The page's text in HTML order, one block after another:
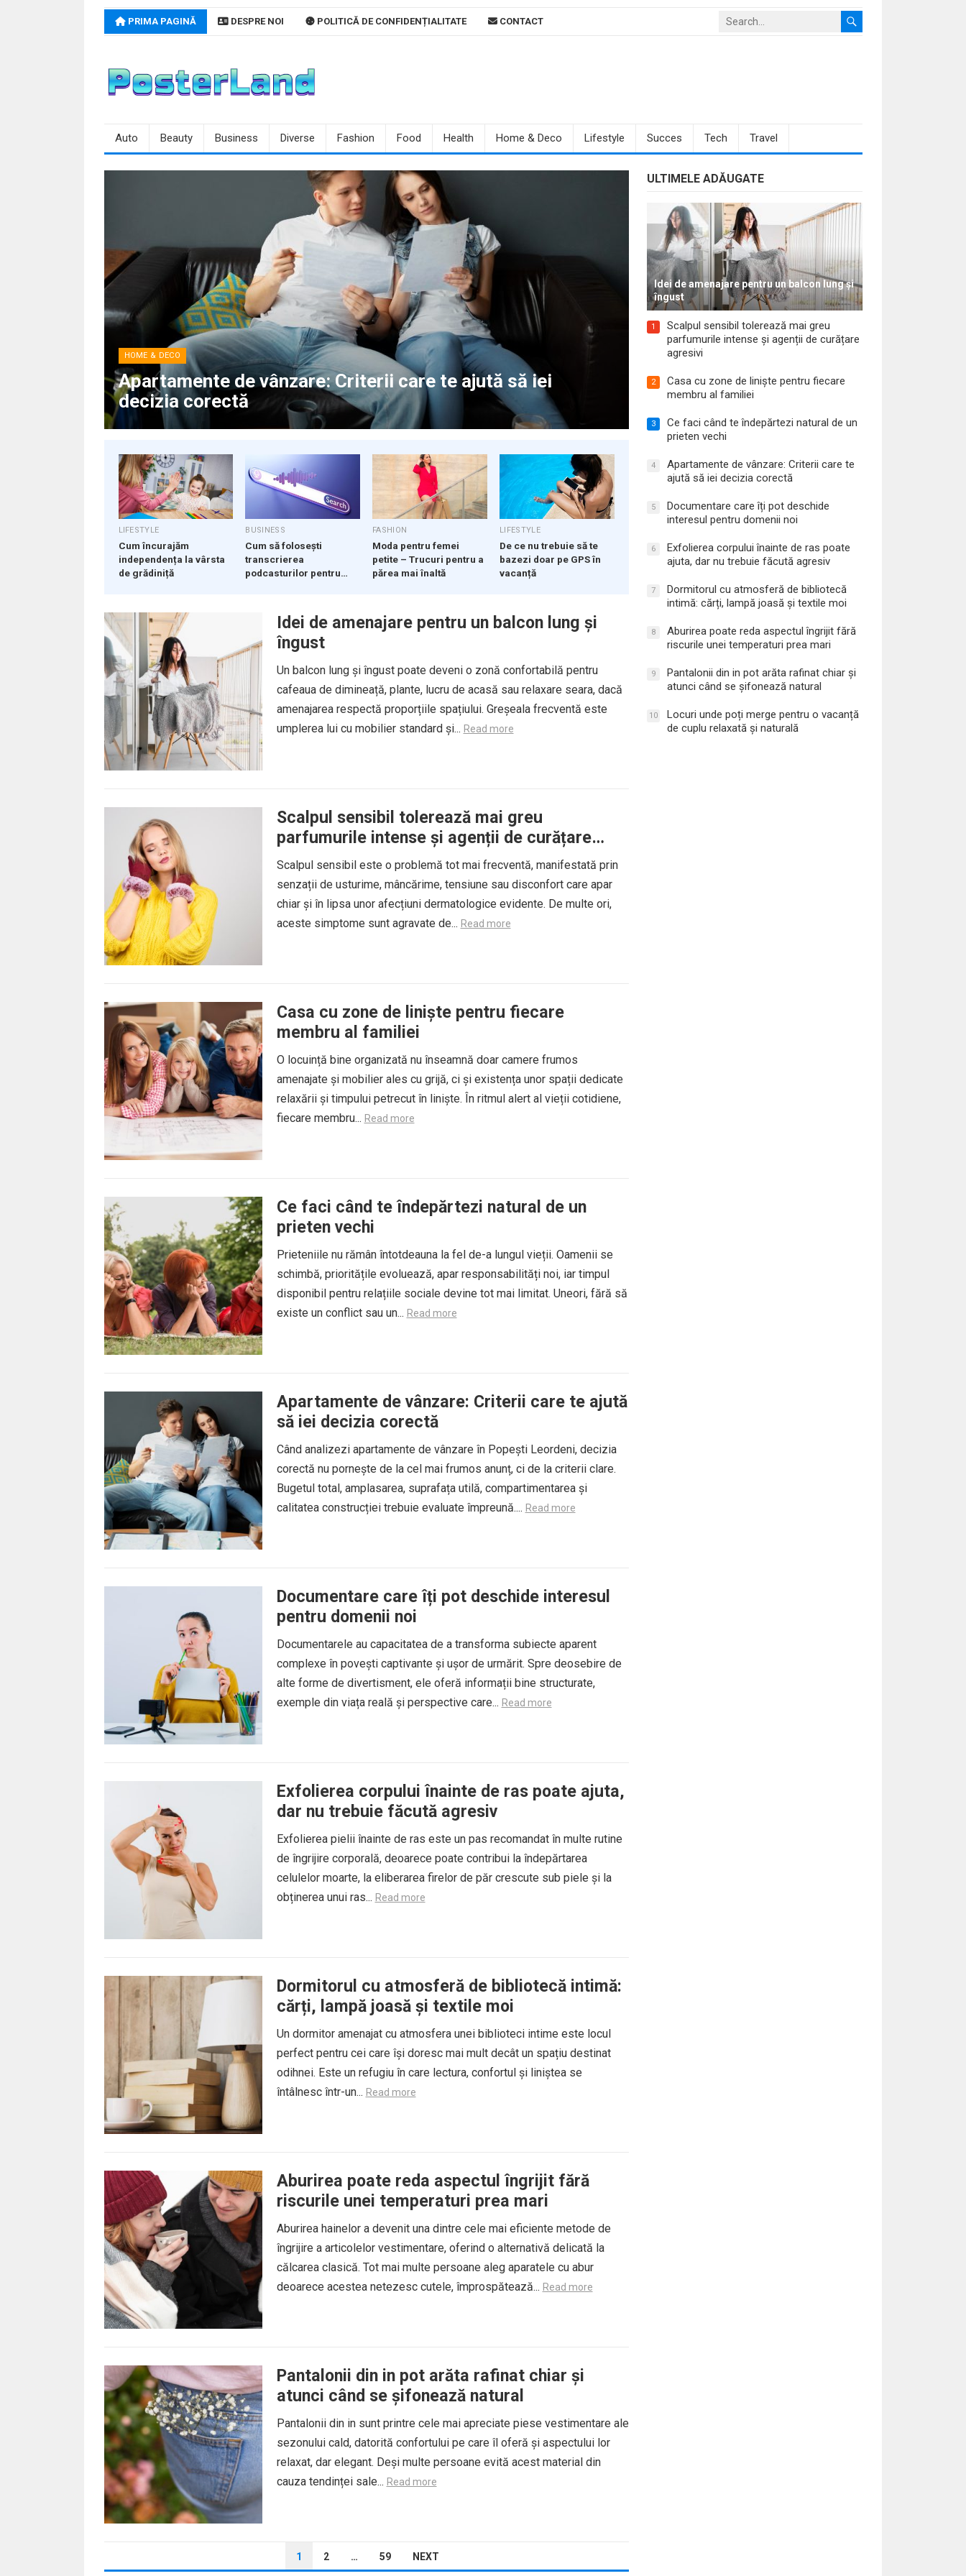
Skip
PRIMA PAGINĂ DESPRE NOI POLITICĂ DE CONFIDENȚIALITATE CONTACT
Auto Beauty Business Diverse Fashion Food Health Home & Deco Lifestyle Succes Tech Travel
HOME & DECO
Apartamente de vânzare: Criterii care te ajută să iei
decizia corectă
HOME & DECO
Apartamente de vânzare: Criterii
decizia corectă
LIFESTYLE
Cum încurajăm
independența la vârsta
de grădiniță
BUSINESS
Cum să folosești
transcrierea
podcasturilor pentru
FASHION
Moda pentru femei
petite – Trucuri pentru a
părea mai înaltă
LIFESTYLE
De ce nu trebuie să te
bazezi doar pe GPS în
vacanță
Idei de amenajare pentru un balcon lung și
îngust
Un balcon lung și îngust poate deveni o zonă confortabilă pentru
cafeaua de dimineață, plante, lucru de acasă sau relaxare seara, dacă
amenajarea respectă proporțiile spațiului. Greșeala frecventă este
umplerea lui cu mobilier standard și... Read more
Scalpul sensibil tolerează mai greu
parfumurile intense și agenții de curățare
agresivi
Scalpul sensibil este o problemă tot mai frecventă, manifestată prin
senzații de usturime, mâncărime, tensiune sau disconfort care apar
chiar și în lipsa unor afecțiuni dermatologice evidente. De multe ori,
aceste simptome sunt agravate de... Read more
Casa cu zone de liniște pentru fiecare
membru al familiei
O locuință bine organizată nu înseamnă doar camere frumos
amenajate și mobilier ales cu grijă, ci și existența unor spații dedicate
relaxării și timpului petrecut în liniște. În ritmul alert al vieții cotidiene,
fiecare membru... Read more
Ce faci când te îndepărtezi natural de un
prieten vechi
Prieteniile nu rămân întotdeauna la fel de-a lungul vieții. Oamenii se
schimbă, prioritățile evoluează, apar responsabilități noi, iar timpul
disponibil pentru relațiile sociale devine tot mai limitat. Uneori, fără să
existe un conflict sau un... Read more
Apartamente de vânzare: Criterii care te ajută
să iei decizia corectă
Când analizezi apartamente de vânzare în Popești Leordeni, decizia
corectă nu pornește de la cel mai frumos anunț, ci de la criterii clare.
Bugetul total, amplasarea, suprafața utilă, compartimentarea și
calitatea construcției trebuie evaluate împreună.... Read more
Documentare care îți pot deschide interesul
pentru domenii noi
Documentarele au capacitatea de a transforma subiecte aparent
complexe în povești captivante și ușor de urmărit. Spre deosebire de
alte forme de divertisment, ele oferă informații bine structurate,
exemple din viața reală și perspective care... Read more
Exfolierea corpului înainte de ras poate ajuta,
dar nu trebuie făcută agresiv
Exfolierea pielii înainte de ras este un pas recomandat în multe rutine
de îngrijire corporală, deoarece poate contribui la îndepărtarea
celulelor moarte, la eliberarea firelor de păr crescute sub piele și la
obținerea unui ras... Read more
Dormitorul cu atmosferă de bibliotecă intimă:
cărți, lampă joasă și textile moi
Un dormitor amenajat cu atmosfera unei biblioteci intime este locul
perfect pentru cei care își doresc mai mult decât un spațiu destinat
odihnei. Este un refugiu în care lectura, confortul și liniștea se
întâlnesc într-un... Read more
Aburirea poate reda aspectul îngrijit fără
riscurile unei temperaturi prea mari
Aburirea hainelor a devenit una dintre cele mai eficiente metode de
îngrijire a articolelor vestimentare, oferind o alternativă delicată la
călcarea clasică. Tot mai multe persoane aleg aparatele cu abur
deoarece acestea netezesc cutele, împrospătează... Read more
Pantalonii din in pot arăta rafinat chiar și
atunci când se șifonează natural
Pantalonii din in sunt printre cele mai apreciate piese vestimentare ale
sezonului cald, datorită confortului pe care îl oferă și aspectului lor
relaxat, dar elegant. Deși multe persoane evită acest material din
cauza tendinței sale... Read more
ARTICOLE
1 2 … 59 NEXT
ULTIMELE ADĂUGATE
Idei de amenajare pentru un balcon lung și
îngust
1
Scalpul sensibil tolerează mai greu
parfumurile intense și agenții de curățare
agresivi
2
Casa cu zone de liniște pentru fiecare
membru al familiei
3
Ce faci când te îndepărtezi natural de un
prieten vechi
4
Apartamente de vânzare: Criterii care te
ajută să iei decizia corectă
5
Documentare care îți pot deschide
interesul pentru domenii noi
6
Exfolierea corpului înainte de ras poate
ajuta, dar nu trebuie făcută agresiv
7
Dormitorul cu atmosferă de bibliotecă
intimă: cărți, lampă joasă și textile moi
8
Aburirea poate reda aspectul îngrijit fără
riscurile unei temperaturi prea mari
9
Pantalonii din in pot arăta rafinat chiar și
atunci când se șifonează natural
10
Locuri unde poți merge pentru o vacanță
de cuplu relaxată și naturală